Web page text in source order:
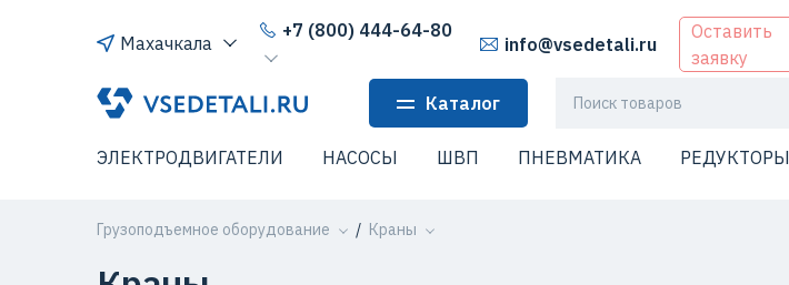
Махачкала
+7 (800) 444-64-80
info@vsedetali.ru
Оставить
заявку
Каталог
ЭЛЕКТРОДВИГАТЕЛИ НАСОСЫ ШВП ПНЕВМАТИКА РЕДУКТОРЫ
Грузоподъемное оборудование Краны